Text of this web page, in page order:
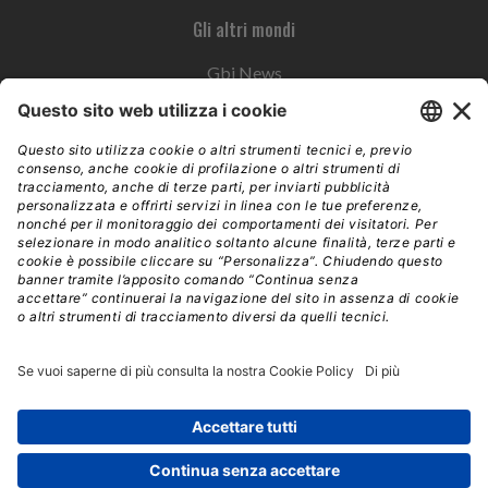
Gli altri mondi
Gbi News
Instoremag
Esplora il gruppo
Edra Edizioni
Edizioni LSWR
LSWR Group
Mixer è un prodotto del network Edra Edizioni. Direzione, amministrazione,
redazione, pubblicità | © Copyright 2026 – Tutti i diritti riservati | Partita IVA e C.F.
14392510963